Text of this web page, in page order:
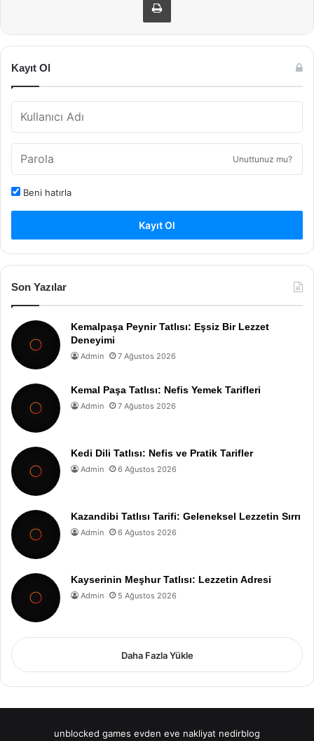
Kayıt Ol
Unuttunuz mu?
Beni hatırla
Kayıt Ol
Son Yazılar
Kemalpaşa Peynir Tatlısı: Eşsiz Bir Lezzet
Deneyimi
Admin 7 Ağustos 2026
Kemal Paşa Tatlısı: Nefis Yemek Tarifleri
Admin 7 Ağustos 2026
Kedi Dili Tatlısı: Nefis ve Pratik Tarifler
Admin 6 Ağustos 2026
Kazandibi Tatlısı Tarifi: Geleneksel Lezzetin Sırrı
Admin 6 Ağustos 2026
Kayserinin Meşhur Tatlısı: Lezzetin Adresi
Admin 5 Ağustos 2026
Daha Fazla Yükle
unblocked games evden eve nakliyat nedirblog